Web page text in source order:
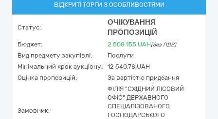
ВІДКРИТІ ТОРГИ З ОСОБЛИВОСТЯМИ
Статус:
ОЧІКУВАННЯ
ПРОПОЗИЦІЙ
Бюджет: 2 508 155 UAH(без ПДВ)
Вид предмету закупівлі:
Послуги
Мінімальний крок аукціону:
12 540,78 UAH
Оцінка пропозицій:
За вартістю придбання
Замовник:
ФІЛІЯ "СХІДНИЙ ЛІСОВИЙ
ОФІС" ДЕРЖАВНОГО
СПЕЦІАЛІЗОВАНОГО
ГОСПОДАРСЬКОГО